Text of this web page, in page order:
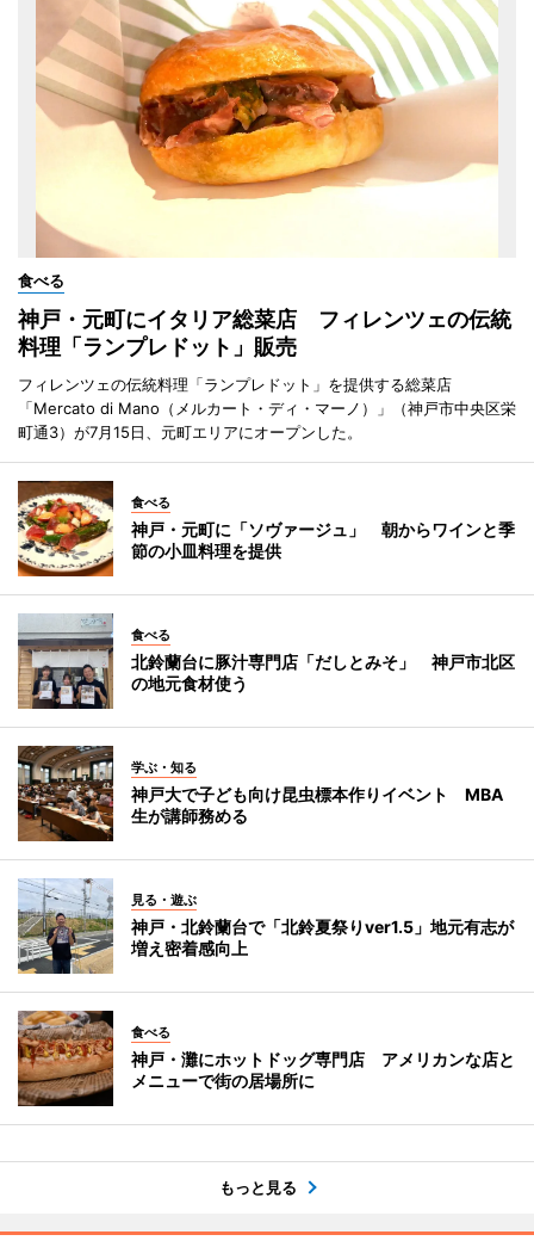
食べる
神戸・元町にイタリア総菜店 フィレンツェの伝統
料理「ランプレドット」販売
フィレンツェの伝統料理「ランプレドット」を提供する総菜店
「Mercato di Mano（メルカート・ディ・マーノ）」（神戸市中央区栄
町通3）が7月15日、元町エリアにオープンした。
食べる
神戸・元町に「ソヴァージュ」 朝からワインと季
節の小皿料理を提供
食べる
北鈴蘭台に豚汁専門店「だしとみそ」 神戸市北区
の地元食材使う
学ぶ・知る
神戸大で子ども向け昆虫標本作りイベント MBA
生が講師務める
見る・遊ぶ
神戸・北鈴蘭台で「北鈴夏祭りver1.5」地元有志が
増え密着感向上
食べる
神戸・灘にホットドッグ専門店 アメリカンな店と
メニューで街の居場所に
もっと見る